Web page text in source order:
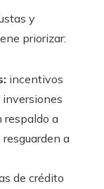
y
priorizar:
incentivos
respaldo a
a
de crédito